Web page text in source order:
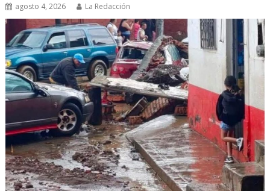
agosto 4, 2026 La Redacción